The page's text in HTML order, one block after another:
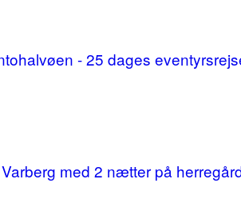
- 25 dages
med 2 nætter på